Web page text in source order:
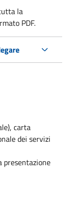
la
PDF.
carta
dei servizi
presentazione